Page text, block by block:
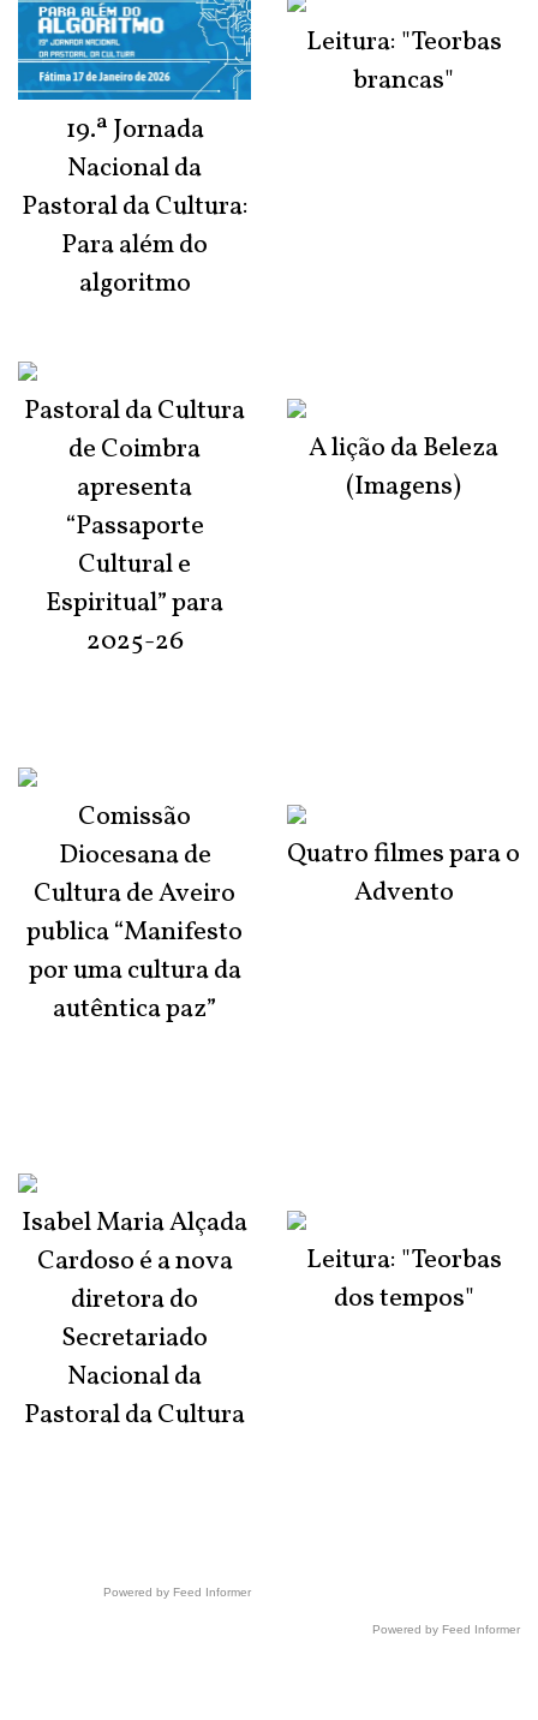
19.ª Jornada
Nacional da
Pastoral da Cultura:
Para além do
algoritmo
Pastoral da Cultura
de Coimbra
apresenta
“Passaporte
Cultural e
Espiritual” para
2025-26
Comissão
Diocesana de
Cultura de Aveiro
publica “Manifesto
por uma cultura da
autêntica paz”
Isabel Maria Alçada
Cardoso é a nova
diretora do
Secretariado
Nacional da
Pastoral da Cultura
Powered by Feed Informer
Leitura: "Teorbas
brancas"
A lição da Beleza
(Imagens)
Quatro filmes para o
Advento
Leitura: "Teorbas
dos tempos"
Powered by Feed Informer